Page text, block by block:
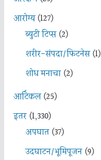
आरोग्य(127)
ब्युटी टिप्स(2)
शरीर-संपदा/फिटनेस(1)
शोध मनाचा(2)
आर्टिकल(25)
इतर(1,330)
अपघात(37)
उदघाटन/भूमिपूजन(9)